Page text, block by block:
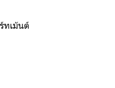
ทเม้นต์